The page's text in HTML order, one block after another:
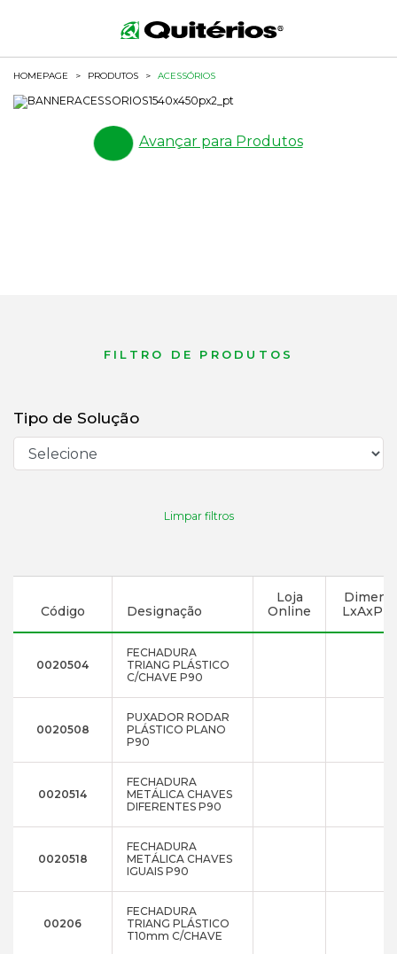
HOMEPAGE > PRODUTOS > ACESSÓRIOS
Avançar para Produtos
FILTRO DE PRODUTOS
Tipo de Solução
Limpar filtros
Código Designação
Loja
Online
LxAxP
0020504
FECHADURA
TRIANG PLÁSTICO
C/CHAVE P90
0020508
PUXADOR RODAR
PLÁSTICO PLANO
P90
0020514
FECHADURA
METÁLICA CHAVES
DIFERENTES P90
0020518
FECHADURA
METÁLICA CHAVES
IGUAIS P90
00206
FECHADURA
TRIANG PLÁSTICO
T10mm C/CHAVE